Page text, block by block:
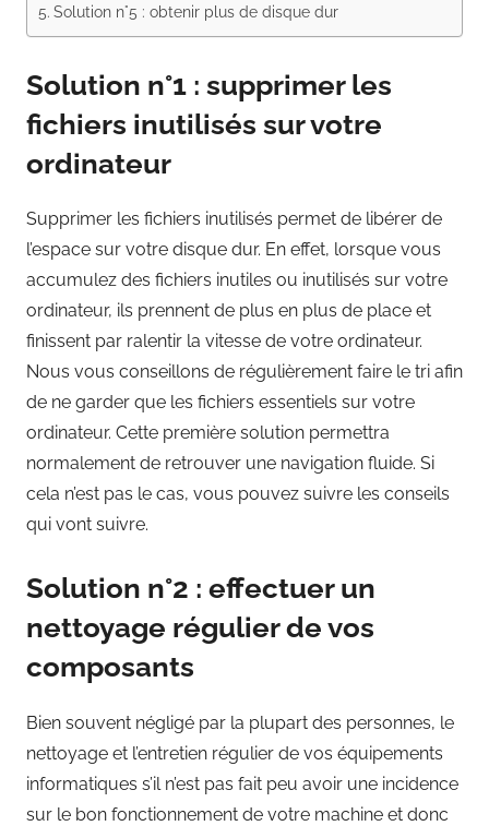
Solution n°5 : obtenir plus de disque dur
Solution n°1 : supprimer les
fichiers inutilisés sur votre
ordinateur
Supprimer les fichiers inutilisés permet de libérer de
l’espace sur votre disque dur. En effet, lorsque vous
accumulez des fichiers inutiles ou inutilisés sur votre
ordinateur, ils prennent de plus en plus de place et
finissent par ralentir la vitesse de votre ordinateur.
Nous vous conseillons de régulièrement faire le tri afin
de ne garder que les fichiers essentiels sur votre
ordinateur. Cette première solution permettra
normalement de retrouver une navigation fluide. Si
cela n’est pas le cas, vous pouvez suivre les conseils
qui vont suivre.
Solution n°2 : effectuer un
nettoyage régulier de vos
composants
Bien souvent négligé par la plupart des personnes, le
nettoyage et l’entretien régulier de vos équipements
informatiques s’il n’est pas fait peu avoir une incidence
sur le bon fonctionnement de votre machine et donc